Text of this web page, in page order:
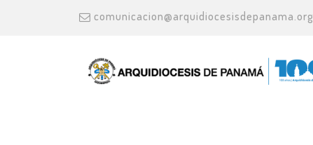
comunicacion@arquidiocesisdepanama.org